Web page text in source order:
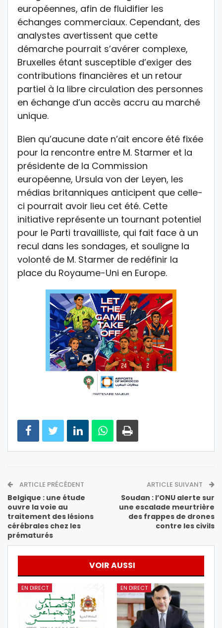
européennes, afin de fluidifier les
échanges commerciaux. Cependant, des
analystes avertissent que cette
démarche pourrait s’avérer complexe,
Bruxelles étant susceptible d’exiger des
contributions financières et un retour
partiel à la libre circulation des personnes
en échange d’un accès accru au marché
unique.
Bien qu’aucune date n’ait encore été fixée
pour la rencontre entre M. Starmer et la
présidente de la Commission
européenne, Ursula von der Leyen, les
médias britanniques anticipent que celle-
ci pourrait avoir lieu cet été. Cette
initiative représente un tournant potentiel
pour le Parti travailliste, qui fait face à un
recul dans les sondages, et souligne la
volonté de M. Starmer de redéfinir la
place du Royaume-Uni en Europe.
ARTICLE PRÉCÉDENT
Belgique : une étude
ouvre la voie au
traitement des lésions
cérébrales chez les
prématurés
ARTICLE SUIVANT
Soudan : l’ONU alerte sur
une escalade meurtrière
des frappes de drones
contre les civils
VOIR AUSSI
EN DIRECT EN DIRECT